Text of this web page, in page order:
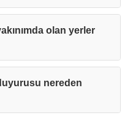
olan yerler
nereden